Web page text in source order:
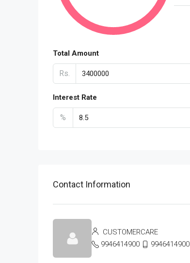
Total Amount
Rs.
Interest Rate
%
Contact Information
CUSTOMERCARE
9946414900
9946414900